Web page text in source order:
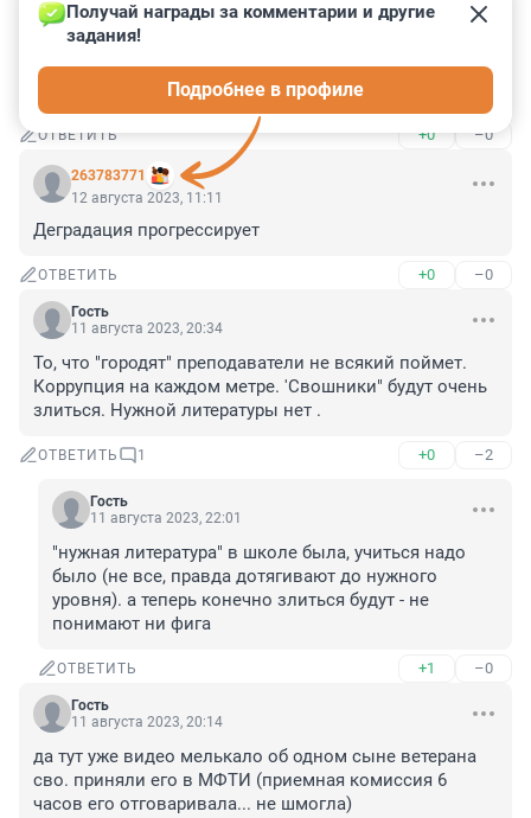
Гость
12 августа 2023, 15:21
Т.е. им не платят там по 300+ тыс. рупиков? Нищие
возвращаются?)
ОТВЕТИТЬ +0 –0
263783771
Получай награды за комментарии и другие
задания!
Подробнее в профиле
12 августа 2023, 11:11
Деградация прогрессирует
ОТВЕТИТЬ +0 –0
Гость
11 августа 2023, 20:34
То, что "городят" преподаватели не всякий поймет.
Коррупция на каждом метре. 'Свошники" будут очень
злиться. Нужной литературы нет .
ОТВЕТИТЬ 1 +0 –2
Гость
11 августа 2023, 22:01
"нужная литература" в школе была, учиться надо
было (не все, правда дотягивают до нужного
уровня). а теперь конечно злиться будут - не
понимают ни фига
ОТВЕТИТЬ +1 –0
Гость
11 августа 2023, 20:14
да тут уже видео мелькало об одном сыне ветерана
сво. приняли его в МФТИ (приемная комиссия 6
часов его отговаривала... не шмогла)